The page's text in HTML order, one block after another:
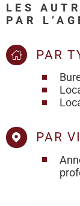
LES
PAR
PAR
PAR